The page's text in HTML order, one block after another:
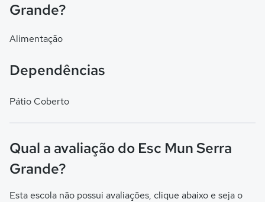
Grande?
Alimentação
Dependências
Pátio Coberto
Qual a avaliação do Esc Mun Serra
Grande?
Esta escola não possui avaliações, clique abaixo e seja o